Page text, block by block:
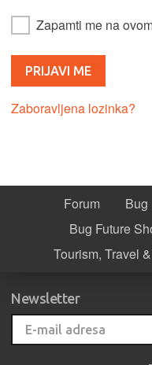
Zapamti me na
Zaboravljena lozinka?
Forum Bug
Bug Future
Tourism, Travel
Newsletter